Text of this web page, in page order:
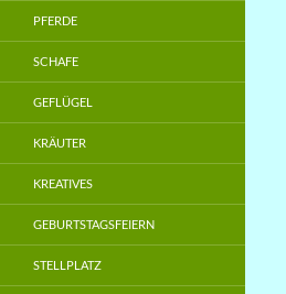
PFERDE
SCHAFE
GEFLÜGEL
KRÄUTER
KREATIVES
GEBURTSTAGSFEIERN
STELLPLATZ